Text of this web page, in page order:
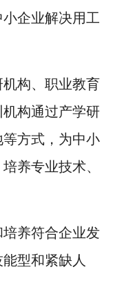
企业解决用工
构、职业教育
构通过产学研
方式，为中小
养专业技术、
养符合企业发
型和紧缺人